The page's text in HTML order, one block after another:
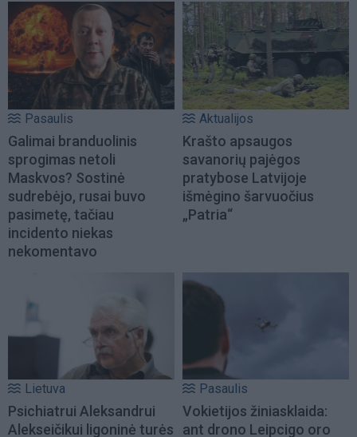
Pasaulis
Galimai branduolinis
sprogimas netoli
Maskvos? Sostinė
sudrebėjo, rusai buvo
pasimetę, tačiau
incidento niekas
nekomentavo
Aktualijos
Krašto apsaugos
savanorių pajėgos
pratybose Latvijoje
išmėgino šarvuočius
„Patria“
Lietuva
Psichiatrui Aleksandrui
Alekseičikui ligoninė turės
Pasaulis
Vokietijos žiniasklaida:
ant drono Leipcigo oro